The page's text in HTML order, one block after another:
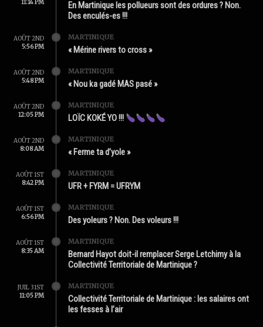
11:14 PM
En Martinique les pollueurs sont des ordures ? Non.
Des enculés-es !!!
AOÛT 2ND
5:56 PM
MARTINIQUE
« Mérine rivers to cross »
AOÛT 2ND
5:48 PM
MARTINIQUE
« Nou ka gadé MAS pasé »
AOÛT 2ND
12:05 PM
MARTINIQUE
LOÏC KOKÉ YO !!!
AOÛT 2ND
8:08 AM
MARTINIQUE
« Ferme ta d’yole »
AOÛT 1ST
8:42 PM
MARTINIQUE
UFR + FYRM = UFRYM
AOÛT 1ST
6:56 PM
MARTINIQUE
Des yoleurs ? Non. Des voleurs !!!
AOÛT 1ST
8:35 AM
MARTINIQUE
Bernard Hayot doit-il remplacer Serge Letchimy à la
Collectivité Territoriale de Martinique ?
JUIL 31ST
11:05 PM
MARTINIQUE
Collectivité Territoriale de Martinique : les salaires ont
les fesses à l’air